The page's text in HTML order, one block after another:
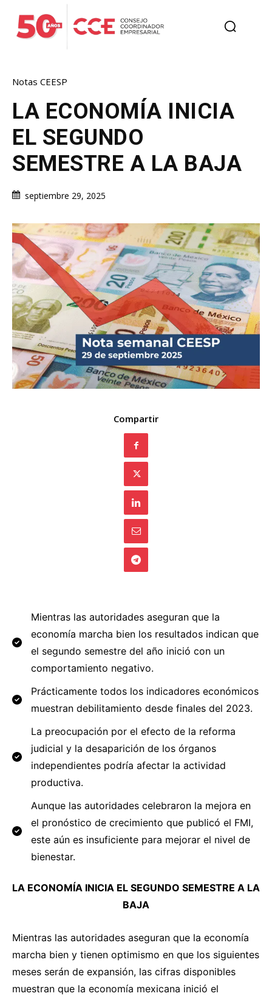
Notas CEESP
LA ECONOMÍA INICIA
EL SEGUNDO
SEMESTRE A LA BAJA
septiembre 29, 2025
Compartir
Mientras las autoridades aseguran que la
economía marcha bien los resultados indican que
el segundo semestre del año inició con un
comportamiento negativo.
Prácticamente todos los indicadores económicos
muestran debilitamiento desde finales del 2023.
La preocupación por el efecto de la reforma
judicial y la desaparición de los órganos
independientes podría afectar la actividad
productiva.
Aunque las autoridades celebraron la mejora en
el pronóstico de crecimiento que publicó el FMI,
este aún es insuficiente para mejorar el nivel de
bienestar.
LA ECONOMÍA INICIA EL SEGUNDO SEMESTRE A LA
BAJA
Mientras las autoridades aseguran que la economía
marcha bien y tienen optimismo en que los siguientes
meses serán de expansión, las cifras disponibles
muestran que la economía mexicana inició el